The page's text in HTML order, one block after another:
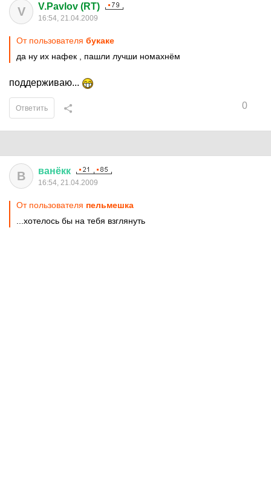
V V.Pavlov (RT)
16:54, 21.04.2009
От пользователя букаке
да ну их нафек , пашли лучши номахнём
поддерживаю...
0
Ответить
В ванёкк
16:54, 21.04.2009
От пользователя пельмешка
...хотелось бы на тебя взглянуть